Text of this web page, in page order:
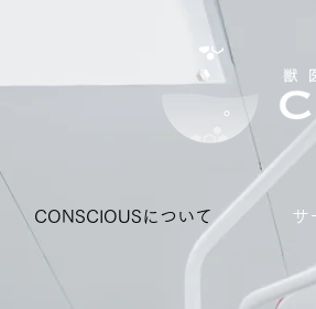
CONSCIOUSについて サ